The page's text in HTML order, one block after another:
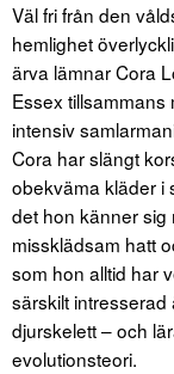
Väl fri från den
hemlighet
ärva lämnar Cora
Essex tillsammans
intensiv
Cora har slängt
obekväma kläder i
det hon känner sig
missklädsam hatt
som hon alltid har
särskilt
djurskelett – och
evolutionsteori.